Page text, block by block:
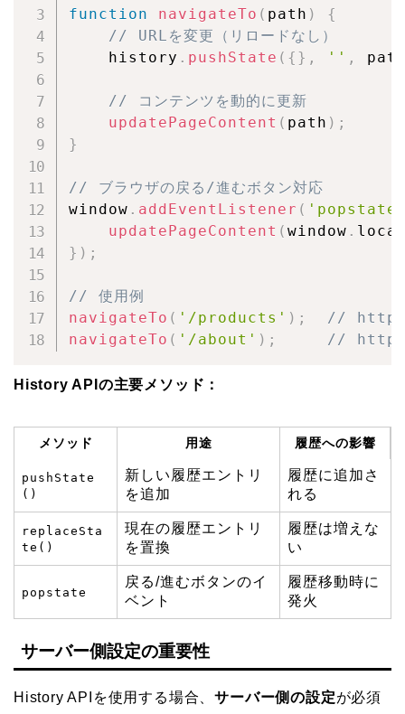
function
navigateTo ( path )
{
// URLを変更（リロードなし）
    history
. pushState ( { } , '' ,
// コンテンツを動的に更新
updatePageContent ( path ) ;
}
// ブラウザの戻る/進むボタン対応
window . addEventListener (
updatePageContent ( window .
} ) ;
// 使用例
navigateTo ( '/products' ) ;
//
navigateTo ( '/about' ) ; //
History APIの主要メソッド：
メソッド 用途 履歴への影響
pushState
()
新しい履歴エントリ
を追加
履歴に追加さ
れる
replaceSta
te()
現在の履歴エントリ
を置換
履歴は増えな
い
popstate
戻る/進むボタンのイ
ベント
履歴移動時に
発火
サーバー側設定の重要性
History APIを使用する場合、サーバー側の設定が必須